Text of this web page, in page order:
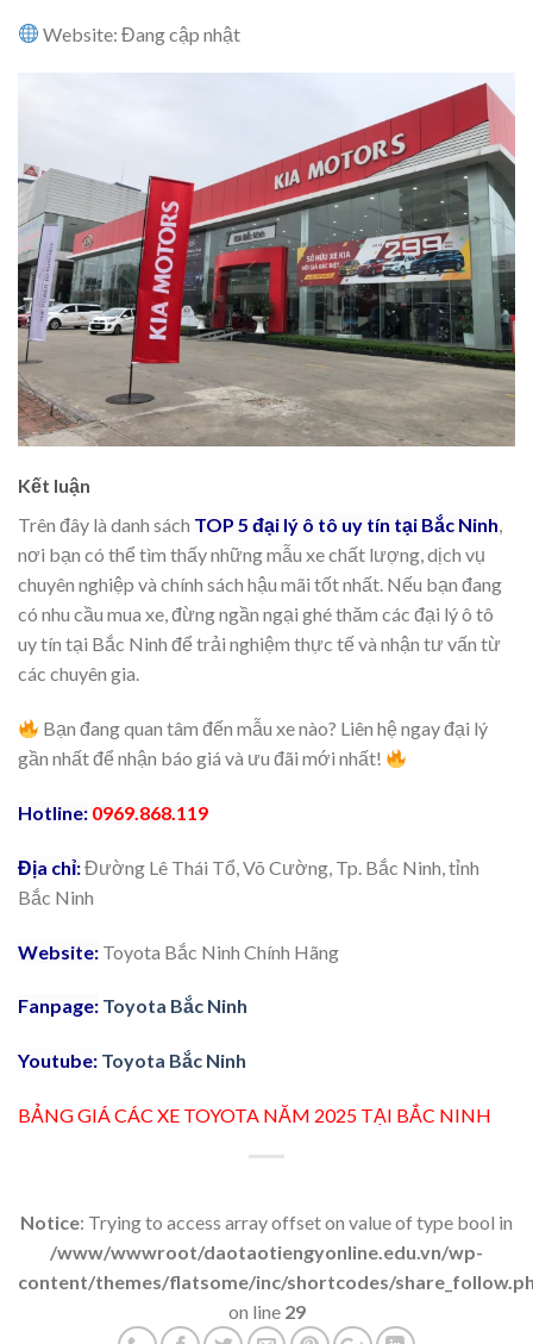
Website: Đang cập nhật
Kết luận
Trên đây là danh sách TOP 5 đại lý ô tô uy tín tại Bắc Ninh,
nơi bạn có thể tìm thấy những mẫu xe chất lượng, dịch vụ
chuyên nghiệp và chính sách hậu mãi tốt nhất. Nếu bạn đang
có nhu cầu mua xe, đừng ngần ngại ghé thăm các đại lý ô tô
uy tín tại Bắc Ninh để trải nghiệm thực tế và nhận tư vấn từ
các chuyên gia.
Bạn đang quan tâm đến mẫu xe nào? Liên hệ ngay đại lý
gần nhất để nhận báo giá và ưu đãi mới nhất!
Hotline: 0969.868.119
Địa chỉ:Đường Lê Thái Tổ, Võ Cường, Tp. Bắc Ninh, tỉnh
Bắc Ninh
Website: Toyota Bắc Ninh Chính Hãng
Fanpage: Toyota Bắc Ninh
Youtube: Toyota Bắc Ninh
BẢNG GIÁ CÁC XE TOYOTA NĂM 2025 TẠI BẮC NINH
Notice: Trying to access array offset on value of type bool in
/www/wwwroot/daotaotiengyonline.edu.vn/wp-
content/themes/flatsome/inc/shortcodes/
on line 29